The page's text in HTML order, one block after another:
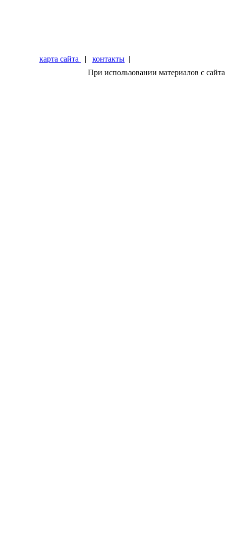
карта сайта | контакты |
При использовании материалов с